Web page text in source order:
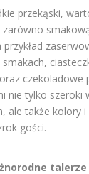
przekąski,
czekoladowe
nie tylko szeroki
ale także kolory
gości.
talerze